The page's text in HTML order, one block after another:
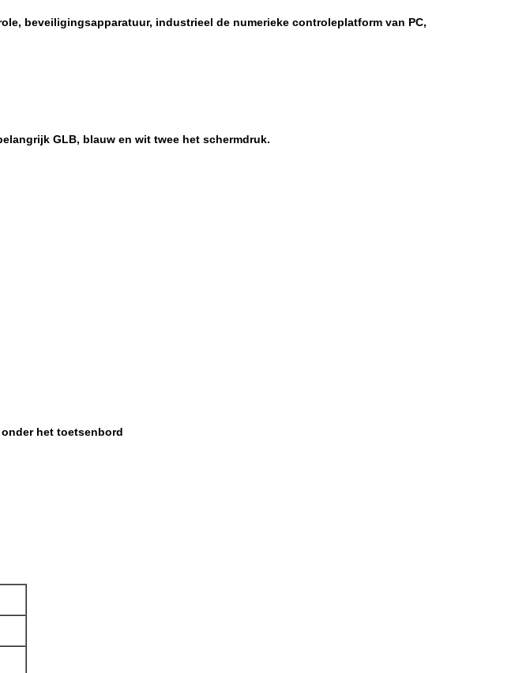
beveiligingsapparatuur, industrieel de numerieke controleplatform van PC,
GLB, blauw en wit twee het schermdruk.
het toetsenbord